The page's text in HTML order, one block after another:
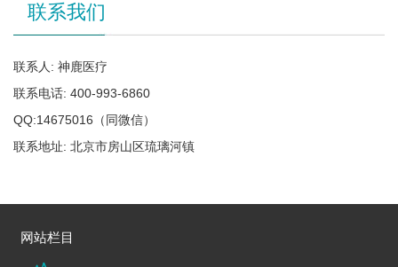
联系我们
联系人: 神鹿医疗
联系电话: 400-993-6860
QQ:14675016（同微信）
联系地址: 北京市房山区琉璃河镇
网站栏目